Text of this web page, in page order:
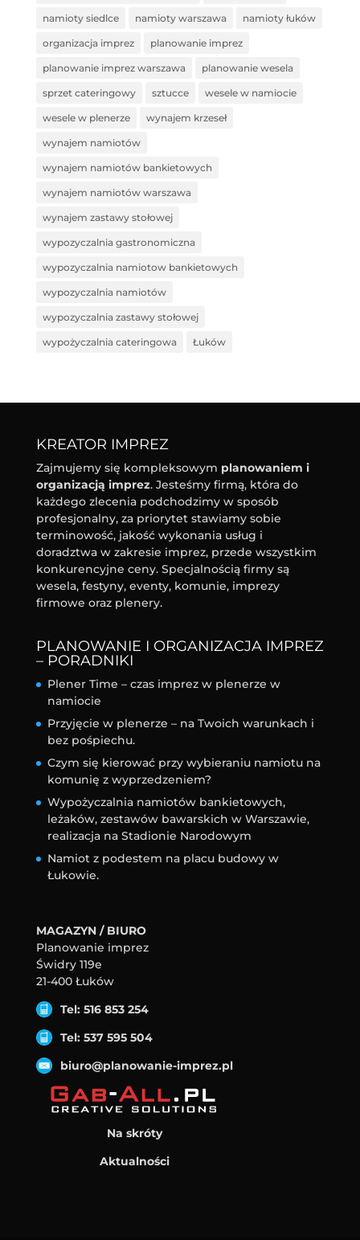
namioty siedlce namioty warszawa namioty łuków
organizacja imprez planowanie imprez
planowanie imprez warszawa planowanie wesela
sprzet cateringowy sztucce wesele w namiocie
wesele w plenerze wynajem krzeseł
wynajem namiotów
wynajem namiotów bankietowych
wynajem namiotów warszawa
wynajem zastawy stołowej
wypozyczalnia gastronomiczna
wypozyczalnia namiotow bankietowych
wypozyczalnia namiotów
wypozyczalnia zastawy stołowej
wypożyczalnia cateringowa Łuków
KREATOR IMPREZ
Zajmujemy się kompleksowym planowaniem i
organizacją imprez. Jesteśmy firmą, która do
każdego zlecenia podchodzimy w sposób
profesjonalny, za priorytet stawiamy sobie
terminowość, jakość wykonania usług i
doradztwa w zakresie imprez, przede wszystkim
konkurencyjne ceny. Specjalnością firmy są
wesela, festyny, eventy, komunie, imprezy
firmowe oraz plenery.
PLANOWANIE I ORGANIZACJA IMPREZ
– PORADNIKI
Plener Time – czas imprez w plenerze w
namiocie
Przyjęcie w plenerze – na Twoich warunkach i
bez pośpiechu.
Czym się kierować przy wybieraniu namiotu na
komunię z wyprzedzeniem?
Wypożyczalnia namiotów bankietowych,
leżaków, zestawów bawarskich w Warszawie,
realizacja na Stadionie Narodowym
Namiot z podestem na placu budowy w
Łukowie.
MAGAZYN / BIURO
Planowanie imprez
Świdry 119e
21-400 Łuków
Tel: 516 853 254
Tel: 537 595 504
biuro@planowanie-imprez.pl
Na skróty
Aktualności